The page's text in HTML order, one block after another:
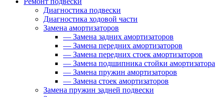
Диагностика подвески
Диагностика ходовой части
Замена амортизаторов
— Замена задних амортизаторов
— Замена передних амортизаторов
— Замена передних стоек амортизаторов
— Замена подшипника стойки амортизатора
— Замена пружин амортизаторов
— Замена стоек амортизаторов
Замена пружин задней подвески